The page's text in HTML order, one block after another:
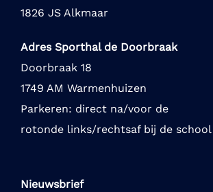
1826 JS Alkmaar
Adres Sporthal de Doorbraak
Doorbraak 18
1749 AM Warmenhuizen
Parkeren: direct na/voor de
rotonde links/rechtsaf bij de school
Nieuwsbrief